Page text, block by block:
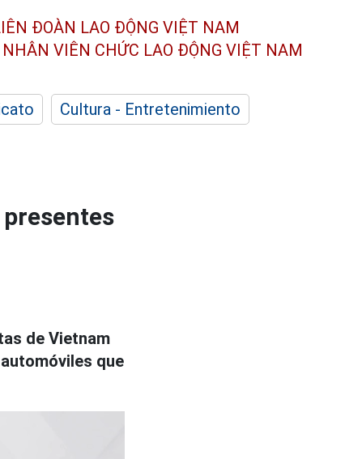
ĐOÀN LAO ĐỘNG VIỆT NAM
NHÂN VIÊN CHỨC LAO ĐỘNG VIỆT NAM
Cultura - Entretenimiento
de Vietnam
que